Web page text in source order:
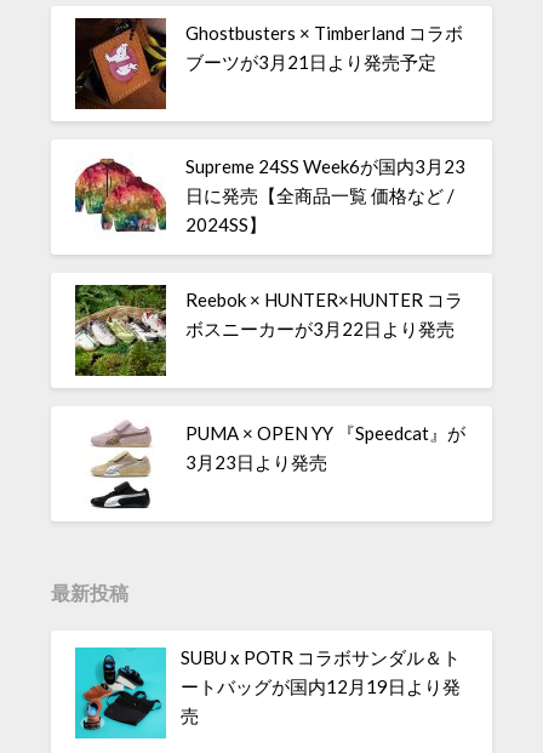
Ghostbusters × Timberland コラボ
ブーツが3月21日より発売予定
Supreme 24SS Week6が国内3月23
日に発売【全商品一覧 価格など /
2024SS】
Reebok × HUNTER×HUNTER コラ
ボスニーカーが3月22日より発売
PUMA × OPEN YY 『Speedcat』が
3月23日より発売
最新投稿
SUBU x POTR コラボサンダル＆ト
ートバッグが国内12月19日より発
売